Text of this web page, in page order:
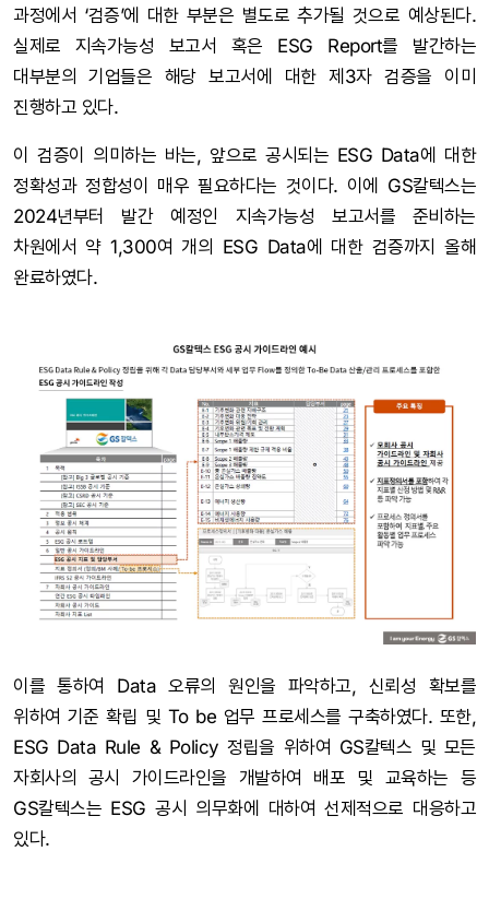
과정에서 ‘검증’에 대한 부분은 별도로 추가될 것으로 예상된다.
실제로 지속가능성 보고서 혹은 ESG Report를 발간하는
대부분의 기업들은 해당 보고서에 대한 제3자 검증을 이미
진행하고 있다.
이 검증이 의미하는 바는, 앞으로 공시되는 ESG Data에 대한
정확성과 정합성이 매우 필요하다는 것이다. 이에 GS칼텍스는
2024년부터 발간 예정인 지속가능성 보고서를 준비하는
차원에서 약 1,300여 개의 ESG Data에 대한 검증까지 올해
완료하였다.
이를 통하여 Data 오류의 원인을 파악하고, 신뢰성 확보를
위하여 기준 확립 및 To be 업무 프로세스를 구축하였다. 또한,
ESG Data Rule & Policy 정립을 위하여 GS칼텍스 및 모든
자회사의 공시 가이드라인을 개발하여 배포 및 교육하는 등
GS칼텍스는 ESG 공시 의무화에 대하여 선제적으로 대응하고
있다.